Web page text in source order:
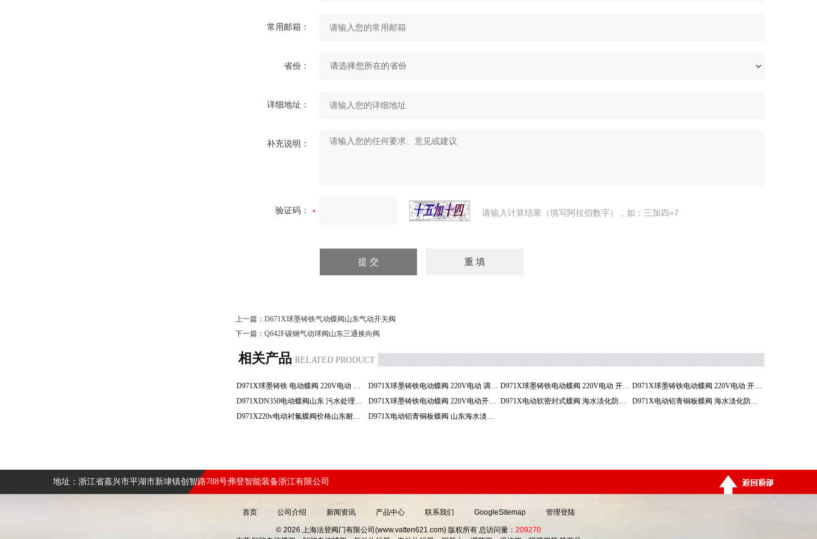
常用邮箱：
省份：
详细地址：
补充说明：
验证码： 请输入计算结果（填写阿拉伯数字），如：三加四=7
上一篇： D671X球墨铸铁气动蝶阀山东气动开关阀
下一篇： Q642F碳钢气动球阀山东三通换向阀
相关产品 RELATED PRODUCT
D971X球墨铸铁 电动蝶阀 220V电动 调节碟阀 D971X球墨铸铁电动蝶阀 220V电动 调节碟阀 D971X球墨铸铁电动蝶阀 220V电动 开关型 碟阀
D971X球墨铸铁电动蝶阀 220V电动 开关型碟阀
D971XDN350电动蝶阀山东 污水处理开关型球铁蝶阀
D971X球墨铸铁电动蝶阀 220V电动开关型碟阀 D971X电动软密封式蝶阀 海水淡化防腐蚀蝶阀
D971X电动铝青铜板蝶阀 海水淡化防腐蚀蝶阀
D971X220v电动衬氟蝶阀价格山东耐酸碱防腐蚀蝶阀
D971X电动铝青铜板蝶阀 山东海水淡化防腐蚀蝶阀
地址：浙江省嘉兴市平湖市新埭镇创智路788号弗登智能装备浙江有限公司
首页 公司介绍 新闻资讯 产品中心 联系我们 GoogleSitemap 管理登陆
© 2026 上海法登阀门有限公司(www.vatten621.com) 版权所有 总访问量： 209270